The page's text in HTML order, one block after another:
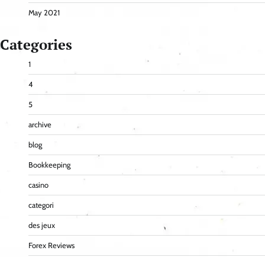
May 2021
Categories
1
4
5
archive
blog
Bookkeeping
casino
categori
des jeux
Forex Reviews